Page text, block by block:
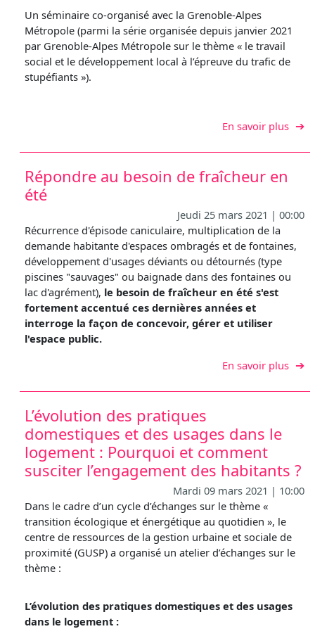
Un séminaire co-organisé avec la Grenoble-Alpes
Métropole (parmi la série organisée depuis janvier 2021
par Grenoble-Alpes Métropole sur le thème « le travail
social et le développement local à l’épreuve du trafic de
stupéfiants »).
En savoir plussur
Répondre au besoin de fraîcheur en
été
Jeudi 25 mars 2021 | 00:00
Récurrence d'épisode caniculaire, multiplication de la
demande habitante d'espaces ombragés et de fontaines,
développement d'usages déviants ou détournés (type
piscines "sauvages" ou baignade dans des fontaines ou
lac d'agrément), le besoin de fraîcheur en été s'est
fortement accentué ces dernières années et
interroge la façon de concevoir, gérer et utiliser
l'espace public.
En savoir plussur
L’évolution des pratiques
domestiques et des usages dans le
logement : Pourquoi et comment
susciter l’engagement des habitants ?
Mardi 09 mars 2021 | 10:00
Dans le cadre d’un cycle d’échanges sur le thème «
transition écologique et énergétique au quotidien », le
centre de ressources de la gestion urbaine et sociale de
proximité (GUSP) a organisé un atelier d’échanges sur le
thème :
L’évolution des pratiques domestiques et des usages
dans le logement :